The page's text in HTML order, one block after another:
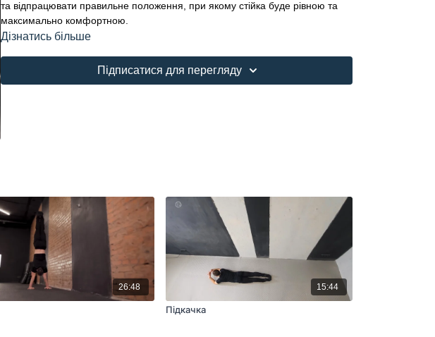
та відпрацювати правильне положення, при якому стійка буде рівною та
максимально комфортною.
Дізнатись більше
Підписатися для перегляду
26:48 15:44
Підкачка